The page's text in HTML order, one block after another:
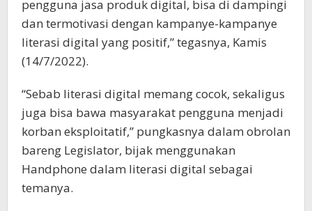
pengguna jasa produk digital, bisa di dampingi
dan termotivasi dengan kampanye-kampanye
literasi digital yang positif,” tegasnya, Kamis
(14/7/2022).
“Sebab literasi digital memang cocok, sekaligus
juga bisa bawa masyarakat pengguna menjadi
korban eksploitatif,” pungkasnya dalam obrolan
bareng Legislator, bijak menggunakan
Handphone dalam literasi digital sebagai
temanya.